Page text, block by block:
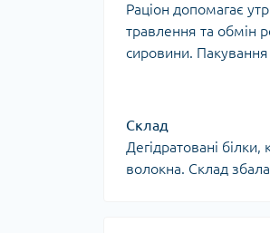
Раціон допомагає
травлення та обмін
сировини.
Склад
Дегідратовані
волокна. Склад